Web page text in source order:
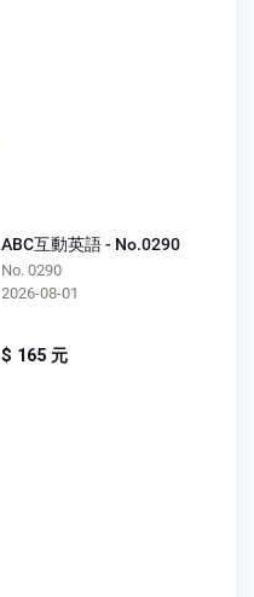
ABC互動英語 - No.0290
No. 0290
2026-08-01
$ 165 元